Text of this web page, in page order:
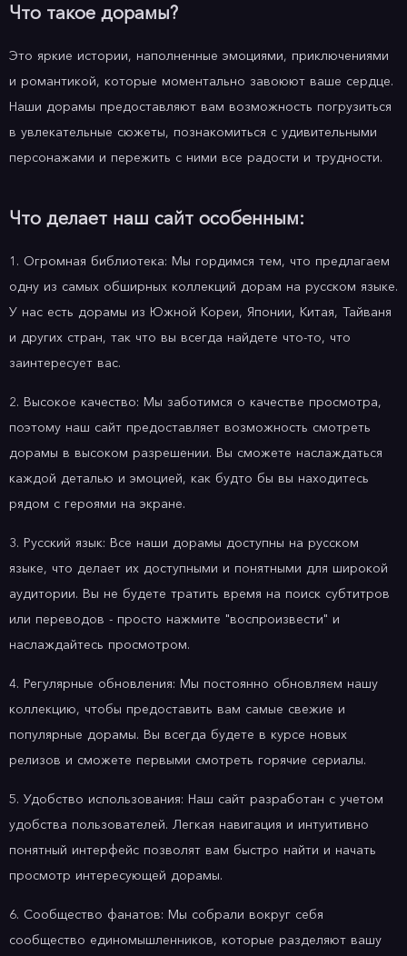
Что такое дорамы?
Это яркие истории, наполненные эмоциями, приключениями
и романтикой, которые моментально завоюют ваше сердце.
Наши дорамы предоставляют вам возможность погрузиться
в увлекательные сюжеты, познакомиться с удивительными
персонажами и пережить с ними все радости и трудности.
Что делает наш сайт особенным:
1. Огромная библиотека: Мы гордимся тем, что предлагаем
одну из самых обширных коллекций дорам на русском языке.
У нас есть дорамы из Южной Кореи, Японии, Китая, Тайваня
и других стран, так что вы всегда найдете что-то, что
заинтересует вас.
2. Высокое качество: Мы заботимся о качестве просмотра,
поэтому наш сайт предоставляет возможность смотреть
дорамы в высоком разрешении. Вы сможете наслаждаться
каждой деталью и эмоцией, как будто бы вы находитесь
рядом с героями на экране.
3. Русский язык: Все наши дорамы доступны на русском
языке, что делает их доступными и понятными для широкой
аудитории. Вы не будете тратить время на поиск субтитров
или переводов - просто нажмите "воспроизвести" и
наслаждайтесь просмотром.
4. Регулярные обновления: Мы постоянно обновляем нашу
коллекцию, чтобы предоставить вам самые свежие и
популярные дорамы. Вы всегда будете в курсе новых
релизов и сможете первыми смотреть горячие сериалы.
5. Удобство использования: Наш сайт разработан с учетом
удобства пользователей. Легкая навигация и интуитивно
понятный интерфейс позволят вам быстро найти и начать
просмотр интересующей дорамы.
6. Сообщество фанатов: Мы собрали вокруг себя
сообщество единомышленников, которые разделяют вашу